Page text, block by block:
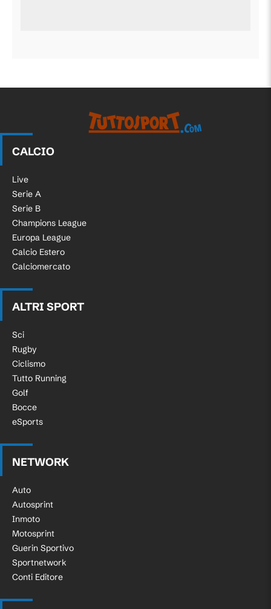
CALCIO
Live
Serie A
Serie B
Champions League
Europa League
Calcio Estero
Calciomercato
ALTRI SPORT
Sci
Rugby
Ciclismo
Tutto Running
Golf
Bocce
eSports
NETWORK
Auto
Autosprint
Inmoto
Motosprint
Guerin Sportivo
Sportnetwork
Conti Editore